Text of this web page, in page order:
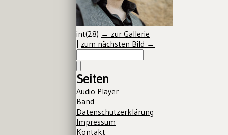
int(28) → zur Gallerie
zum nächsten Bild →
Seiten
Audio Player
Band
Datenschutzerklärung
Impressum
Kontakt